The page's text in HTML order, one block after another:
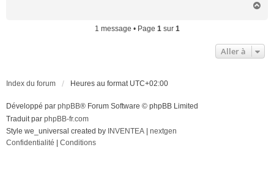
1 message • Page 1sur 1
Aller à
Index du forum Heures au format UTC+02:00
Développé par phpBB® Forum Software © phpBB Limited
Traduit par phpBB-fr.com
Style we_universal created by INVENTEA
nextgen
Confidentialité
Conditions